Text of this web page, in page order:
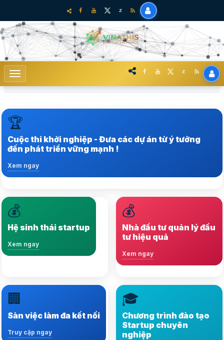
🏆
Cuộc thi khởi nghiệp - Đưa các dự án từ ý tưởng
đến phát triển vững mạnh !
Xem ngay
Trong hệ sinh thái khởi nghiệp sáng tạo tại Việt Nam
Xem ngay
💰
Hệ sinh thái startup
Xem ngay
Nâng tầm hệ sinh thái
Startup lên vị thế mới,
phát triển bền vững
Xem ngay
💰
Nhà đầu tư quản lý đầu
tư hiệu quả
Xem ngay
Lựa chọ nhiều startup
🏢
Sàn việc làm đa kết nối
Truy cập ngay
Kết nối hàng ngàn việc
làm, nhà tuyển dụng và
ứng viên tiềm năng
🎓
Chương trình đào tạo
Startup chuyên
nghiệp
Nội dung đa dạng, kiến
phong phú